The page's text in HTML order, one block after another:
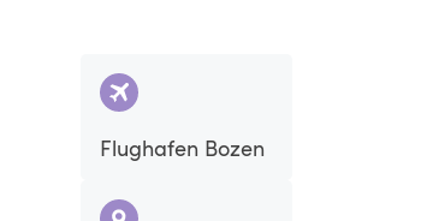
Flughafen Bozen